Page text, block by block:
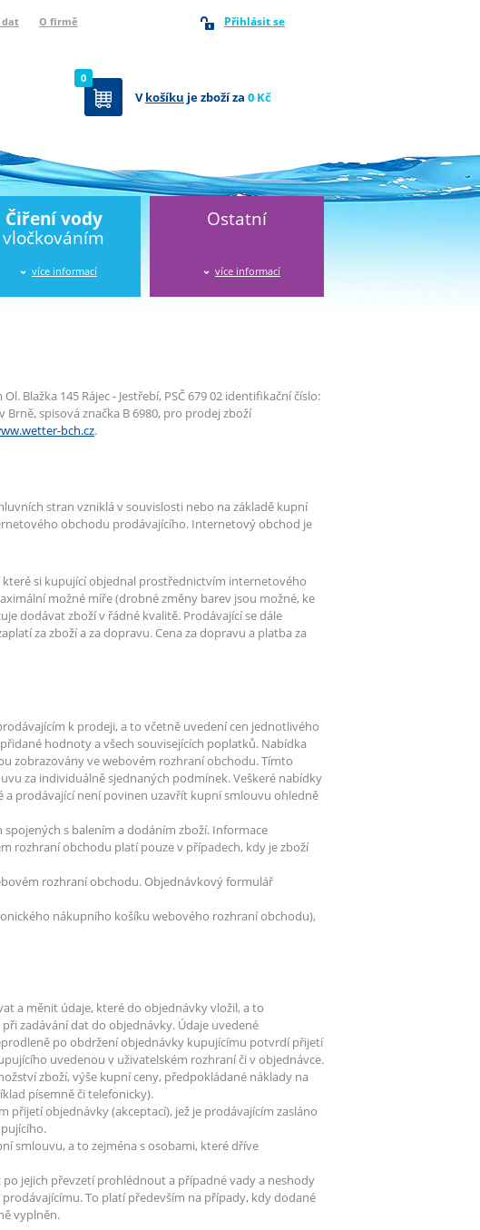
dat O firmě Přihlásit se
Vkošíku je zboží za 0 Kč
0
Čiření vody
vločkováním
více informací
Ostatní
více informací
Ol. Blažka 145 Rájec - Jestřebí, PSČ 679 02 identifikační číslo:
spisová značka B 6980, pro prodej zboží
bch.cz.
stran vzniklá v souvislosti nebo na základě kupní
obchodu prodávajícího. Internetový obchod je
si kupující objednal prostřednictvím internetového
možné míře (drobné změny barev jsou možné, ke
dodávat zboží v řádné kvalitě. Prodávající se dále
za zboží a za dopravu. Cena za dopravu a platba za
k prodeji, a to včetně uvedení cen jednotlivého
hodnoty a všech souvisejících poplatků. Nabídka
zobrazovány ve webovém rozhraní obchodu. Tímto
za individuálně sjednaných podmínek. Veškeré nabídky
prodávající není povinen uzavřít kupní smlouvu ohledně
s balením a dodáním zboží. Informace
rozhraní obchodu platí pouze v případech, kdy je zboží
rozhraní obchodu. Objednávkový formulář
nákupního košíku webového rozhraní obchodu),
a měnit údaje, které do objednávky vložil, a to
zadávání dat do objednávky. Údaje uvedené
po obdržení objednávky kupujícímu potvrdí přijetí
uvedenou v uživatelském rozhraní či v objednávce.
zboží, výše kupní ceny, předpokládané náklady na
písemně či telefonicky).
přijetí objednávky (akceptací), jež je prodávajícím zasláno
smlouvu, a to zejména s osobami, které dříve
jejich převzetí prohlédnout a případné vady a neshody
To platí především na případy, kdy dodané
vyplněn.